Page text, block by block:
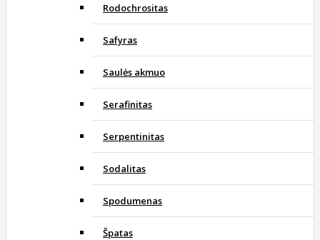
Rodochrositas
Safyras
Saulės akmuo
Serafinitas
Serpentinitas
Sodalitas
Spodumenas
Špatas